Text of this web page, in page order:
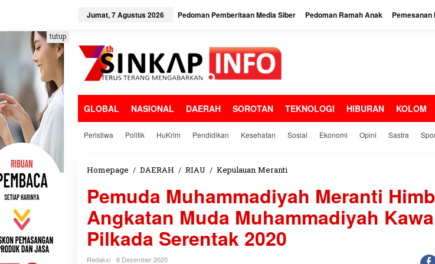
e
k
o
n
t
e
n
Jumat, 7 Agustus 2026 Pedoman Pemberitaan Media Siber Pedoman Ramah Anak Pemesanan
GLOBAL NASIONAL DAERAH SOROTAN TEKNOLOGI HIBURAN KOLOM
Peristiwa Politik HuKrim Pendidikan Kesehatan Sosial Ekonomi Opini Sastra
tutup
Homepage / DAERAH / RIAU / Kepulauan Meranti
m
u
d
a
Pemuda Muhammadiyah Meranti
Angkatan Muda Muhammadiyah
Pilkada Serentak 2020
Redaksi
6 Desember 2020